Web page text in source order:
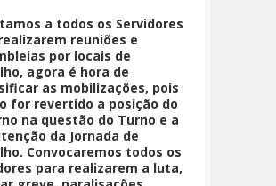
a todos os Servidores
reuniões e
por locais de
agora é hora de
as mobilizações, pois
for revertido a posição do
na questão do Turno e a
da Jornada de
Convocaremos todos os
para realizarem a luta,